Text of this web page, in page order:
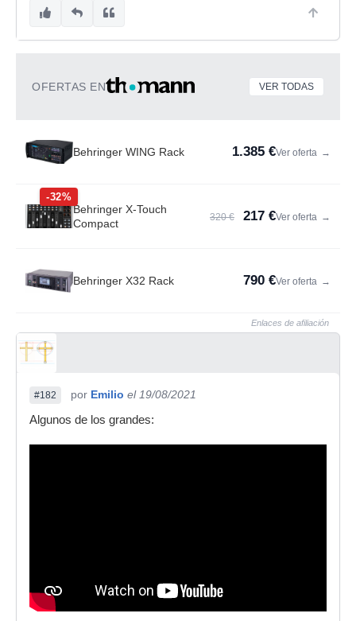
OFERTAS EN VER TODAS
Behringer WING Rack 1.385 €Ver oferta →
-32%
Behringer X-Touch
Compact
320 € 217 €Ver oferta →
Behringer X32 Rack 790 €Ver oferta →
Enlaces de afiliación
#182 por Emilio el 19/08/2021
Algunos de los grandes: